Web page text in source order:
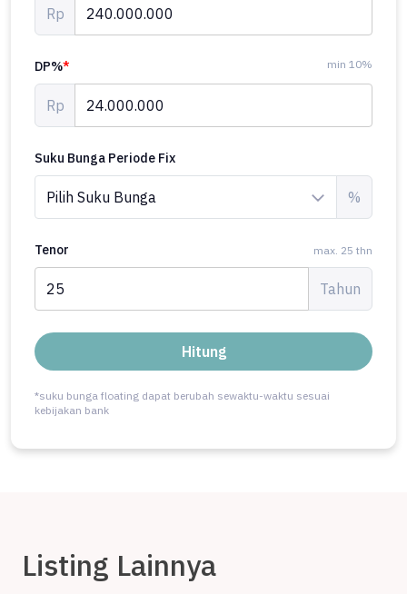
Rp
DP%* min 10%
Rp
Suku Bunga Periode Fix
%
Tenor max. 25 thn
Tahun
Hitung
*suku bunga floating dapat berubah sewaktu-waktu sesuai
kebijakan bank
Listing Lainnya